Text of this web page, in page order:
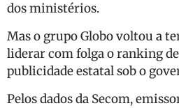
dos ministérios.
Mas o grupo Globo voltou a
liderar com folga o ranking
publicidade estatal sob o
Pelos dados da Secom,